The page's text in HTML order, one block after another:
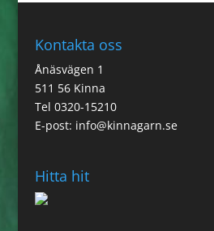
Kontakta oss
Ånäsvägen 1
511 56 Kinna
Tel 0320-15210
E-post: info@kinnagarn.se
Hitta hit